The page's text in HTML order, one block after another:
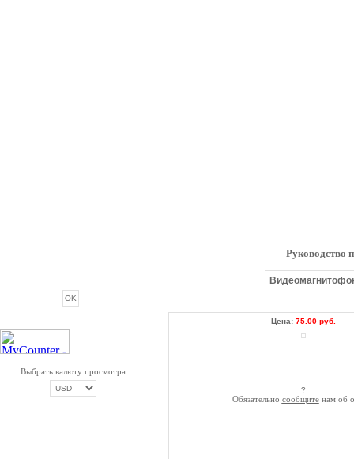
Выбрать валюту просмотра
Руководство
Цена: 75.00 руб.
?
Обязательно сообщитенам об